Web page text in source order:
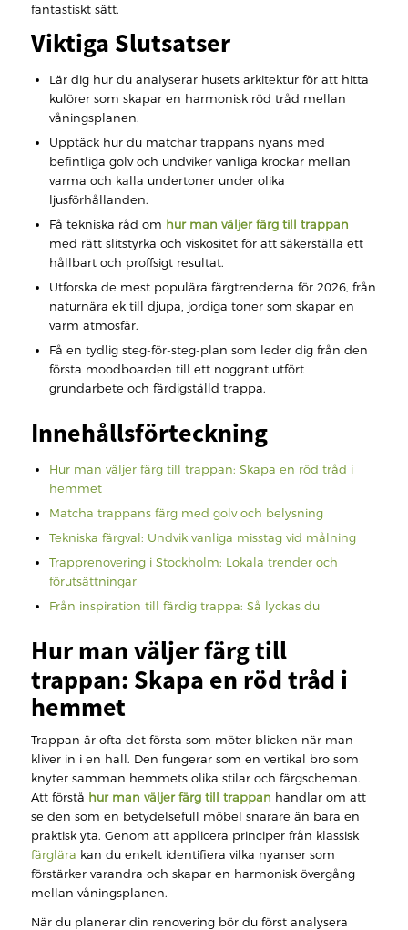
fantastiskt sätt.
Viktiga Slutsatser
Lär dig hur du analyserar husets arkitektur för att hitta
kulörer som skapar en harmonisk röd tråd mellan
våningsplanen.
Upptäck hur du matchar trappans nyans med
befintliga golv och undviker vanliga krockar mellan
varma och kalla undertoner under olika
ljusförhållanden.
Få tekniska råd om hur man väljer färg till trappan
med rätt slitstyrka och viskositet för att säkerställa ett
hållbart och proffsigt resultat.
Utforska de mest populära färgtrenderna för 2026, från
naturnära ek till djupa, jordiga toner som skapar en
varm atmosfär.
Få en tydlig steg-för-steg-plan som leder dig från den
första moodboarden till ett noggrant utfört
grundarbete och färdigställd trappa.
Innehållsförteckning
Hur man väljer färg till trappan: Skapa en röd tråd i
hemmet
Matcha trappans färg med golv och belysning
Tekniska färgval: Undvik vanliga misstag vid målning
Trapprenovering i Stockholm: Lokala trender och
förutsättningar
Från inspiration till färdig trappa: Så lyckas du
Hur man väljer färg till
trappan: Skapa en röd tråd i
hemmet
Trappan är ofta det första som möter blicken när man
kliver in i en hall. Den fungerar som en vertikal bro som
knyter samman hemmets olika stilar och färgscheman.
Att förstå hur man väljer färg till trappan handlar om att
se den som en betydelsefull möbel snarare än bara en
praktisk yta. Genom att applicera principer från klassisk
färglära kan du enkelt identifiera vilka nyanser som
förstärker varandra och skapar en harmonisk övergång
mellan våningsplanen.
När du planerar din renovering bör du först analysera